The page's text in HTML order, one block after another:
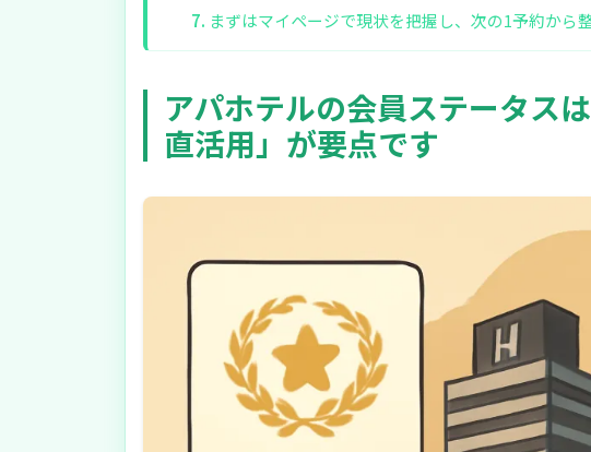
まずはマイページで現状を把握し、次の1予約から
アパホテルの会員ステータス
直活用」が要点です